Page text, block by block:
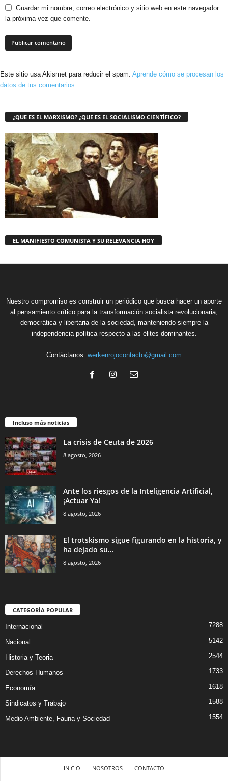
Guardar mi nombre, correo electrónico y sitio web en este navegador
la próxima vez que comente.
Este sitio usa Akismet para reducir el spam. Aprende cómo se procesan los
datos de tus comentarios.
¿QUE ES EL MARXISMO? ¿QUE ES EL SOCIALISMO CIENTÍFICO?
EL MANIFIESTO COMUNISTA Y SU RELEVANCIA HOY
Nuestro compromiso es construir un periódico que busca hacer un aporte
al pensamiento crítico para la transformación socialista revolucionaria,
democrática y libertaria de la sociedad, manteniendo siempre la
independencia política respecto a las élites dominantes.
Contáctanos: werkenrojocontacto@gmail.com
Incluso más noticias
La crisis de Ceuta de 2026
8 agosto, 2026
Ante los riesgos de la Inteligencia Artificial,
¡Actuar Ya!
8 agosto, 2026
El trotskismo sigue figurando en la historia, y
ha dejado su...
8 agosto, 2026
CATEGORÍA POPULAR
Internacional 7288
Nacional 5142
Historia y Teoria 2544
Derechos Humanos 1733
Economía 1618
Sindicatos y Trabajo 1588
Medio Ambiente, Fauna y Sociedad 1554
INICIO NOSOTROS
CONTACTO